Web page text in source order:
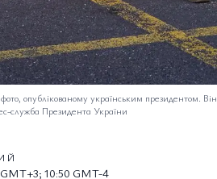
опублікованому українським президентом. Він
служба Президента України
10:50 GMT-4